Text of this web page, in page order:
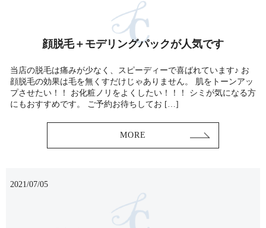
顔脱毛＋モデリングパックが人気です
当店の脱毛は痛みが少なく、スピーディーで喜ばれています♪ お
顔脱毛の効果は毛を無くすだけじゃありません。 肌をトーンアッ
プさせたい！！ お化粧ノリをよくしたい！！！ シミが気になる方
にもおすすめです。 ご予約お待ちしてお […]
MORE
2021/07/05